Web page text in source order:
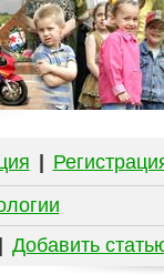
Добавить